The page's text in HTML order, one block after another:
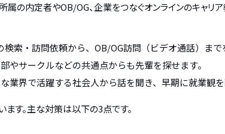
属の内定者やOB/OG、企業をつなぐオンラインのキャリア
索・訪問依頼から、OB/OG訪問（ビデオ通話）まで
サークルなどの共通点からも先輩を探せます。
界で活躍する社会人から話を聞き、早期に就業観を
す。主な対策は以下の3点です。